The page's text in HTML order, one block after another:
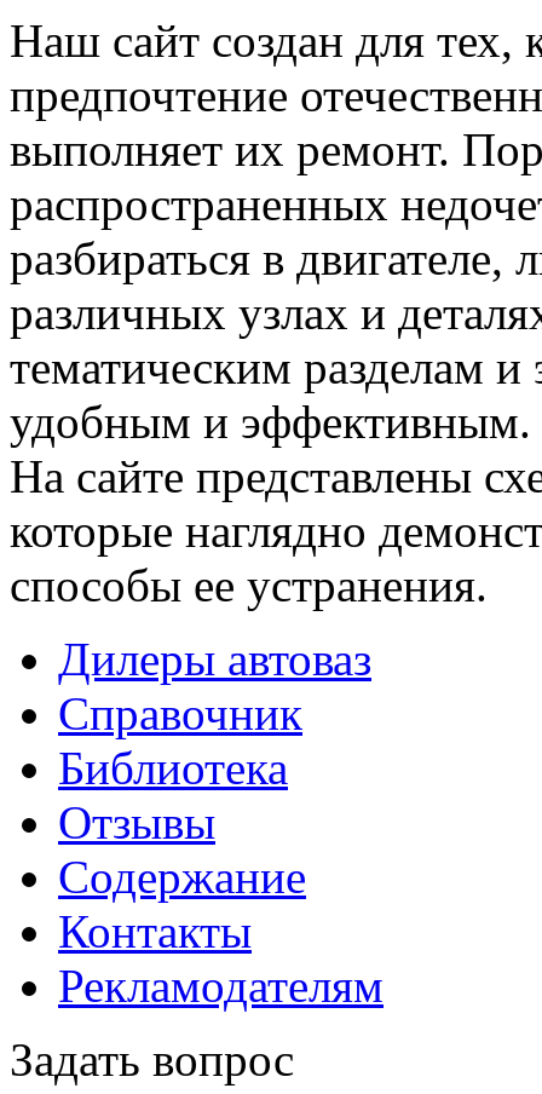
Наш сайт создан для тех,
предпочтение
выполняет их ремонт.
распространенных
разбираться в двигателе,
различных узлах и
тематическим разделам и
удобным и эффективным.
На сайте представлены
которые наглядно
способы ее устранения.
Дилеры автоваз
Справочник
Библиотека
Отзывы
Содержание
Контакты
Рекламодателям
Задать вопрос